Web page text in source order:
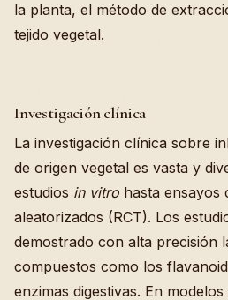
la planta, el método de
tejido vegetal.
Investigación clínica
La investigación clínica sobre
de origen vegetal es vasta y
estudios in vitro hasta ensayos
aleatorizados (RCT). Los
demostrado con alta precisión
compuestos como los
enzimas digestivas. En modelos